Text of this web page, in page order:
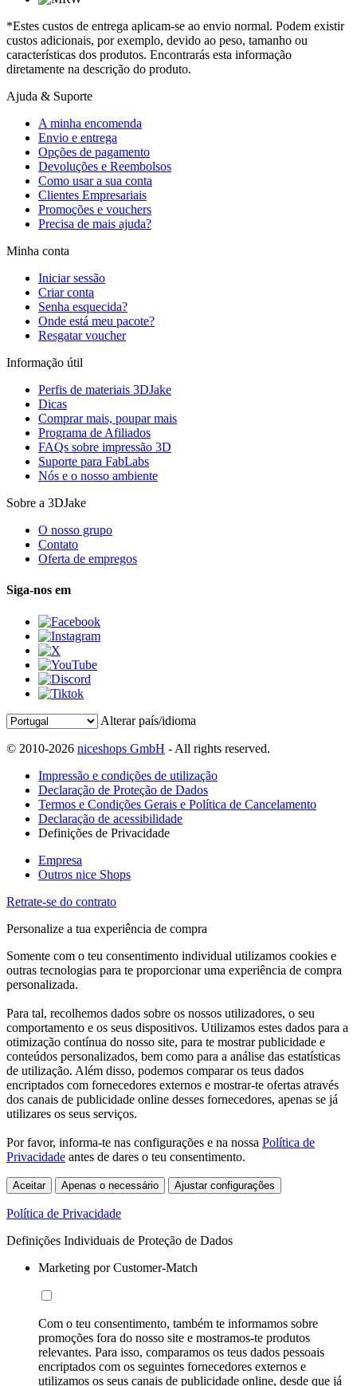
*Estes custos de entrega aplicam-se ao envio normal. Podem existir
custos adicionais, por exemplo, devido ao peso, tamanho ou
características dos produtos. Encontrarás esta informação
diretamente na descrição do produto.
Ajuda & Suporte
A minha encomenda
Envio e entrega
Opções de pagamento
Devoluções e Reembolsos
Como usar a sua conta
Clientes Empresariais
Promoções e vouchers
Precisa de mais ajuda?
Minha conta
Iniciar sessão
Criar conta
Senha esquecida?
Onde está meu pacote?
Resgatar voucher
Informação útil
Perfis de materiais 3DJake
Dicas
Comprar mais, poupar mais
Programa de Afiliados
FAQs sobre impressão 3D
Suporte para FabLabs
Nós e o nosso ambiente
Sobre a 3DJake
O nosso grupo
Contato
Oferta de empregos
Siga-nos em
Alterar país/idioma
© 2010-2026 niceshops GmbH - All rights reserved.
Impressão e condições de utilização
Declaração de Proteção de Dados
Termos e Condições Gerais e Política de Cancelamento
Declaração de acessibilidade
Definições de Privacidade
Empresa
Outros nice Shops
Retrate-se do contrato
Personalize a tua experiência de compra
Somente com o teu consentimento individual utilizamos cookies e
outras tecnologias para te proporcionar uma experiência de compra
personalizada.
Para tal, recolhemos dados sobre os nossos utilizadores, o seu
comportamento e os seus dispositivos. Utilizamos estes dados para a
otimização contínua do nosso site, para te mostrar publicidade e
conteúdos personalizados, bem como para a análise das estatísticas
de utilização. Além disso, podemos comparar os teus dados
encriptados com fornecedores externos e mostrar-te ofertas através
dos canais de publicidade online desses fornecedores, apenas se já
utilizares os seus serviços.
Por favor, informa-te nas configurações e na nossa Política de
Privacidade antes de dares o teu consentimento.
Aceitar Apenas o necessário Ajustar configurações
Política de Privacidade
Definições Individuais de Proteção de Dados
Marketing por Customer-Match
Com o teu consentimento, também te informamos sobre
promoções fora do nosso site e mostramos-te produtos
relevantes. Para isso, comparamos os teus dados pessoais
encriptados com os seguintes fornecedores externos e
utilizamos os seus canais de publicidade online, desde que já